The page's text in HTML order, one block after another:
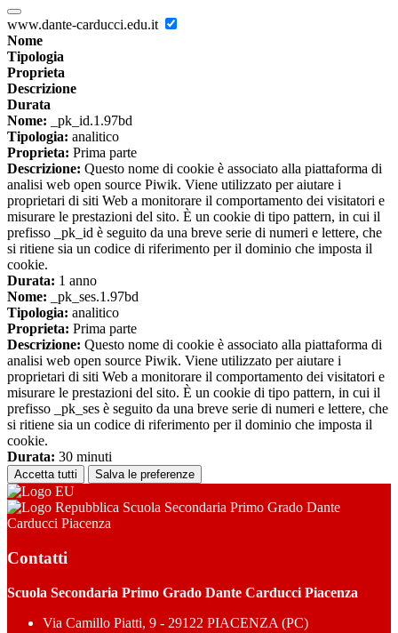
www.dante-carducci.edu.it
Nome
Tipologia
Proprieta
Descrizione
Durata
Nome: _pk_id.1.97bd
Tipologia: analitico
Proprieta: Prima parte
Descrizione: Questo nome di cookie è associato alla piattaforma di
analisi web open source Piwik. Viene utilizzato per aiutare i
proprietari di siti Web a monitorare il comportamento dei visitatori e
misurare le prestazioni del sito. È un cookie di tipo pattern, in cui il
prefisso _pk_id è seguito da una breve serie di numeri e lettere, che
si ritiene sia un codice di riferimento per il dominio che imposta il
cookie.
Durata: 1 anno
Nome: _pk_ses.1.97bd
Tipologia: analitico
Proprieta: Prima parte
Descrizione: Questo nome di cookie è associato alla piattaforma di
analisi web open source Piwik. Viene utilizzato per aiutare i
proprietari di siti Web a monitorare il comportamento dei visitatori e
misurare le prestazioni del sito. È un cookie di tipo pattern, in cui il
prefisso _pk_ses è seguito da una breve serie di numeri e lettere, che
si ritiene sia un codice di riferimento per il dominio che imposta il
cookie.
Durata: 30 minuti
Accetta tutti Salva le preferenze
Scuola Secondaria Primo Grado Dante
Carducci Piacenza
Contatti
Scuola Secondaria Primo Grado Dante Carducci Piacenza
Via Camillo Piatti, 9 - 29122 PIACENZA (PC)